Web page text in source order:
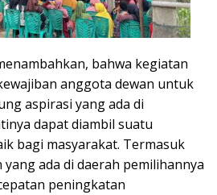
bahwa kegiatan
anggota dewan untuk
aspirasi yang ada di
dapat diambil suatu
bagi masyarakat. Termasuk
ada di daerah pemilihannya
peningkatan